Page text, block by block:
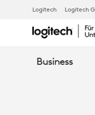
VON
DECT
Logitech Logitech G
Business